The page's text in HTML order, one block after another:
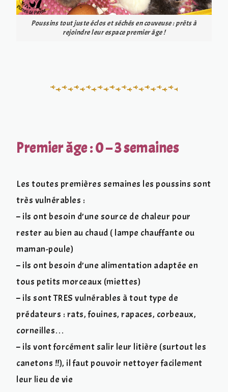
Poussins tout juste éclos et séchés en couveuse : prêts à
rejoindre leur espace premier âge !
Premier âge : 0 – 3 semaines
Les toutes premières semaines les poussins sont
très vulnérables :
– ils ont besoin d’une source de chaleur pour
rester au bien au chaud ( lampe chauffante ou
maman-poule)
– ils ont besoin d’une alimentation adaptée en
tous petits morceaux (miettes)
– ils sont TRES vulnérables à tout type de
prédateurs : rats, fouines, rapaces, corbeaux,
corneilles…
– ils vont forcément salir leur litière (surtout les
canetons !!), il faut pouvoir nettoyer facilement
leur lieu de vie